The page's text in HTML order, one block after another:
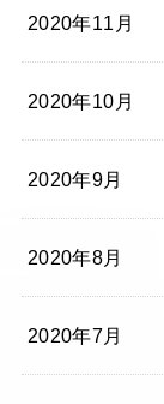
2020年11月
2020年10月
2020年9月
2020年8月
2020年7月